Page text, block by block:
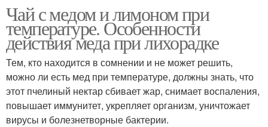
Чай с медом и лимоном при
температуре. Особенности
действия меда при лихорадке
Тем, кто находится в сомнении и не может решить,
можно ли есть мед при температуре, должны знать, что
этот пчелиный нектар сбивает жар, снимает воспаления,
повышает иммунитет, укрепляет организм, уничтожает
вирусы и болезнетворные бактерии.